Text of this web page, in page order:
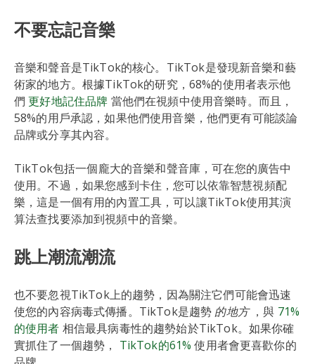
不要忘記音樂
音樂和聲音是TikTok的核心。TikTok是發現新音樂和藝
術家的地方。根據TikTok的研究，68%的使用者表示他
們更好地記住品牌 當他們在視頻中使用音樂時。而且，
58%的用戶承認，如果他們使用音樂，他們更有可能談論
品牌或分享其內容。
TikTok包括一個龐大的音樂和聲音庫，可在您的廣告中
使用。不過，如果您感到卡住，您可以依靠智慧視頻配
樂，這是一個有用的內置工具，可以讓TikTok使用其演
算法查找要添加到視頻中的音樂。
跳上潮流潮流
也不要忽視TikTok上的趨勢，因為關注它們可能會迅速
使您的內容病毒式傳播。TikTok是趨勢 的地方，與 71%
的使用者 相信最具病毒性的趨勢始於TikTok。如果你確
實抓住了一個趨勢， TikTok的61% 使用者會更喜歡你的